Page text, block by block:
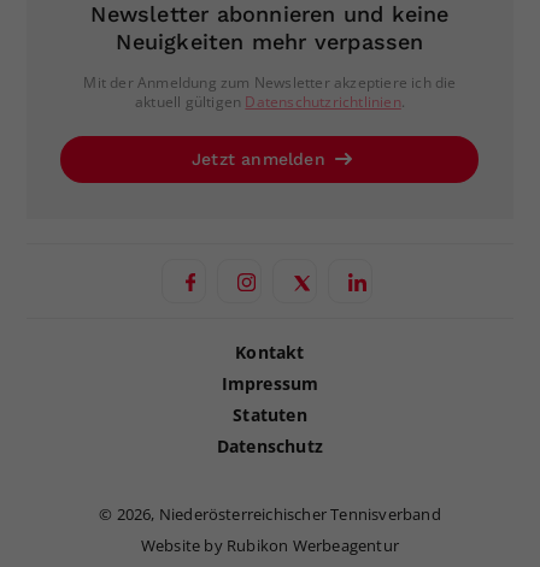
Newsletter abonnieren und keine
Neuigkeiten mehr verpassen
Mit der Anmeldung zum Newsletter akzeptiere ich die
aktuell gültigen Datenschutzrichtlinien.
Jetzt anmelden
Kontakt
Impressum
Statuten
Datenschutz
© 2026, Niederösterreichischer Tennisverband
Website by Rubikon Werbeagentur